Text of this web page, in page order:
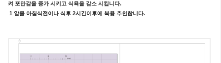
켜 포만감을 증가 시키고 식욕을 감소 시킵니다.
1 알을 아침식전이나 식후 2시간이후에 복용 추천합니다.